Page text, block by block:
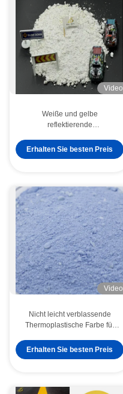
Video
Weiße und gelbe
reflektierende
Straßenmarkierungsfarbe für
die Straßenmarkierung
Erhalten Sie besten Preis
Video
Nicht leicht verblassende
Thermoplastische Farbe für
Beschichtungsrate und
Erhalten Sie besten Preis